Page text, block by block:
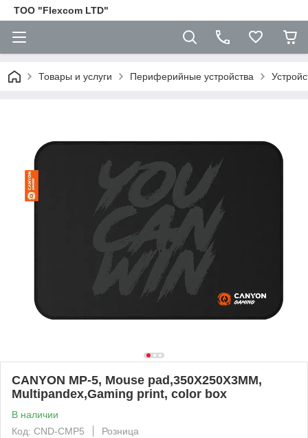
ТОО "Flexcom LTD"
Товары и услуги Периферийные устройства
CANYON MP-5, Mouse pad,350X250X3MM,
Multipandex,Gaming print, color box
В наличии
Код: CND-CMP5
Розница